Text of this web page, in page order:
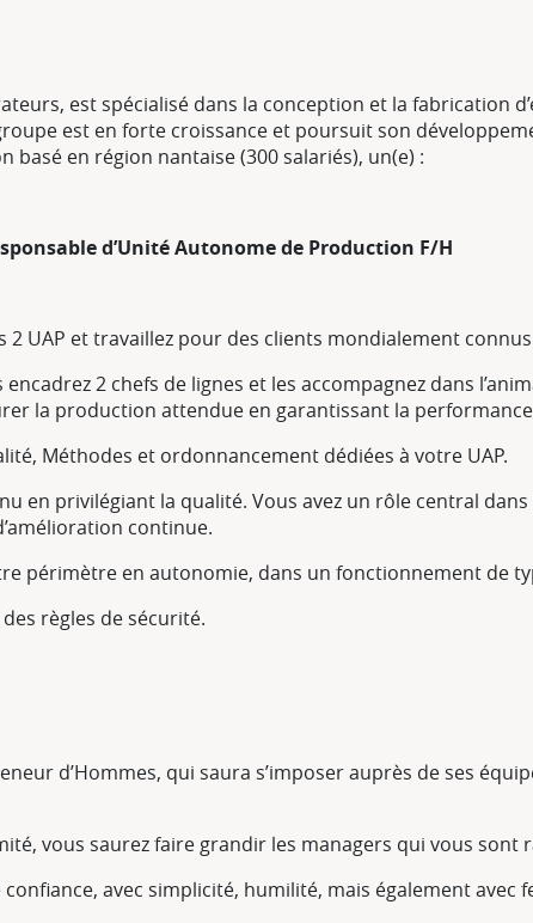
est spécialisé dans la conception et la fabrication
est en forte croissance et poursuit son
en région nantaise (300 salariés), un(e) :
d’Unité Autonome de Production F/H
2 UAP et travaillez pour des clients mondialement
2 chefs de lignes et les accompagnez dans
la production attendue en garantissant la performance
Méthodes et ordonnancement dédiées à votre UAP.
en privilégiant la qualité. Vous avez un rôle central
continue.
périmètre en autonomie, dans un fonctionnement de
règles de sécurité.
d’Hommes, qui saura s’imposer auprès de ses
vous saurez faire grandir les managers qui vous sont
avec simplicité, humilité, mais également avec